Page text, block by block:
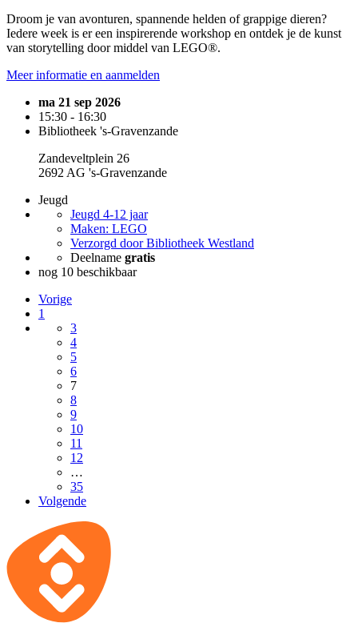
Droom je van avonturen, spannende helden of grappige dieren?
Iedere week is er een inspirerende workshop en ontdek je de kunst
van storytelling door middel van LEGO®.
Meer informatie en aanmelden
ma 21 sep 2026
15:30 - 16:30
Bibliotheek 's-Gravenzande
Zandeveltplein 26
2692 AG 's-Gravenzande
Jeugd
Jeugd 4-12 jaar
Maken: LEGO
Verzorgd door Bibliotheek Westland
Deelname gratis
nog 10 beschikbaar
Vorige
1
3
4
5
6
7
8
9
10
11
12
…
35
Volgende